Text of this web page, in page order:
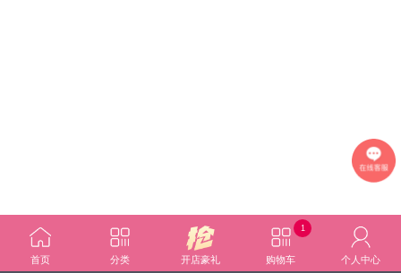
首页 分类 开店豪礼 购物车
1
个人中心